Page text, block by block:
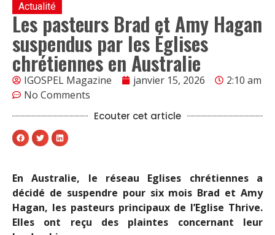
Actualité
Les pasteurs Brad et Amy Hagan
suspendus par les Églises
chrétiennes en Australie
IGOSPEL Magazine janvier 15, 2026
2:10 am
No Comments
Ecouter cet article
En Australie, le réseau Eglises chrétiennes a
décidé de suspendre pour six mois Brad et Amy
Hagan, les pasteurs principaux de l’Eglise Thrive.
Elles ont reçu des plaintes concernant leur